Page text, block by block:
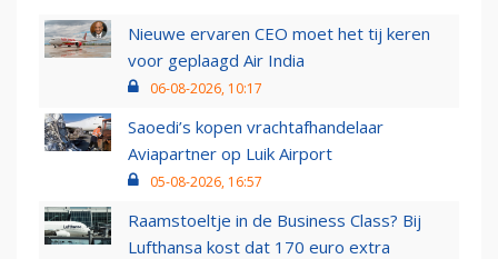
Nieuwe ervaren CEO moet het tij keren
voor geplaagd Air India
06-08-2026, 10:17
Saoedi’s kopen vrachtafhandelaar
Aviapartner op Luik Airport
05-08-2026, 16:57
Raamstoeltje in de Business Class? Bij
Lufthansa kost dat 170 euro extra